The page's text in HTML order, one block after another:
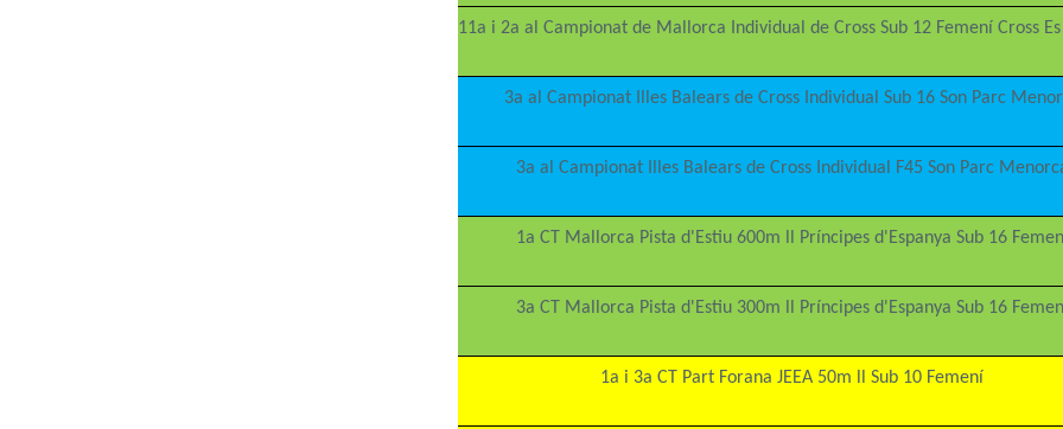
11a i 2a al Campionat de Mallorca Individual de Cross Sub 12 Femení Cross
3a al Campionat Illes Balears de Cross Individual Sub 16 Son Parc
3a al Campionat Illes Balears de Cross Individual F45 Son Parc
1a CT Mallorca Pista d'Estiu 600m ll Príncipes d'Espanya Sub 16
3a CT Mallorca Pista d'Estiu 300m ll Príncipes d'Espanya Sub 16
1a i 3a CT Part Forana JEEA 50m ll Sub 10 Femení